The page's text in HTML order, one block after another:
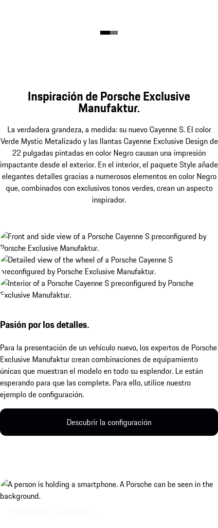
Inspiración de Porsche Exclusive
Manufaktur.
La verdadera grandeza, a medida: su nuevo Cayenne S. El color
Verde Mystic Metalizado y las llantas Cayenne Exclusive Design de
22 pulgadas pintadas en color Negro causan una impresión
impactante desde el exterior. En el interior, el paquete Style añade
elegantes detalles gracias a numerosos elementos en color Negro
que, combinados con exclusivos tonos verdes, crean un aspecto
inspirador.
Pasión por los detalles.
Para la presentación de un vehículo nuevo, los expertos de Porsche
Exclusive Manufaktur crean combinaciones de equipamiento
únicas que muestran el modelo en todo su esplendor. Le están
esperando para que las complete. Para ello, utilice nuestro
ejemplo de configuración.
Descubrir la configuración